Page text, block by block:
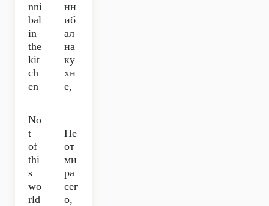
nni
bal
in
the
kit
ch
en
нн
иб
ал
на
ку
хн
е,
No
t
of
thi
s
wo
rld
Не
от
ми
ра
сег
о,